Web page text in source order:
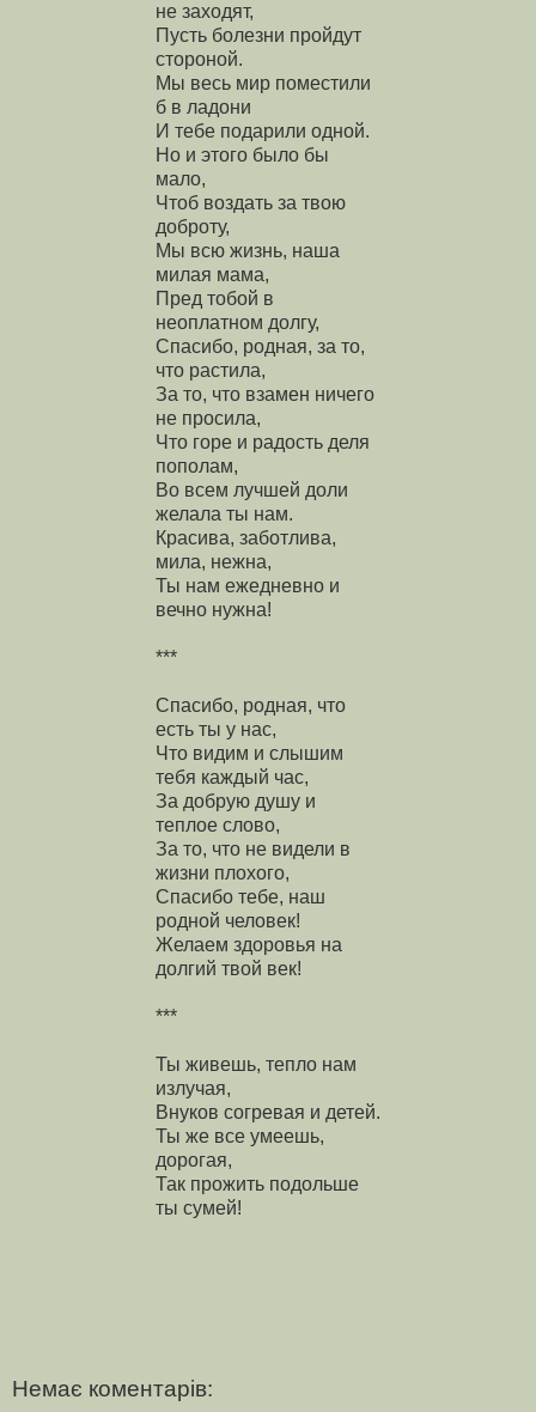
не заходят,
Пусть болезни пройдут
стороной.
Мы весь мир поместили
б в ладони
И тебе подарили одной.
Но и этого было бы
мало,
Чтоб воздать за твою
доброту,
Мы всю жизнь, наша
милая мама,
Пред тобой в
неоплатном долгу,
Спасибо, родная, за то,
что растила,
За то, что взамен ничего
не просила,
Что горе и радость деля
пополам,
Во всем лучшей доли
желала ты нам.
Красива, заботлива,
мила, нежна,
Ты нам ежедневно и
вечно нужна!
***
Спасибо, родная, что
есть ты у нас,
Что видим и слышим
тебя каждый час,
За добрую душу и
теплое слово,
За то, что не видели в
жизни плохого,
Спасибо тебе, наш
родной человек!
Желаем здоровья на
долгий твой век!
***
Ты живешь, тепло нам
излучая,
Внуков согревая и детей.
Ты же все умеешь,
дорогая,
Так прожить подольше
ты сумей!
Немає коментарів: